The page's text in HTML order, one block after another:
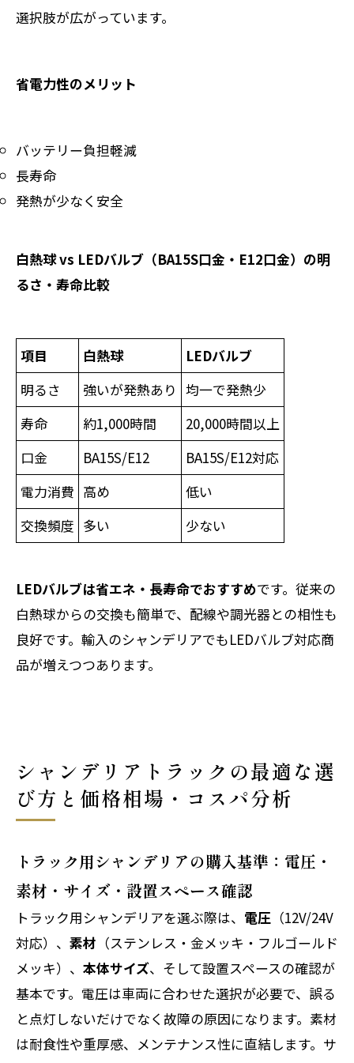
選択肢が広がっています。
省電力性のメリット
バッテリー負担軽減
長寿命
発熱が少なく安全
白熱球 vs LEDバルブ（BA15S口金・E12口金）の明
るさ・寿命比較
項目 白熱球
LEDバルブ
明るさ
強いが発熱あり 均一で発熱少
寿命
約1,000時間
20,000時間以上
口金
BA15S/E12
BA15S/E12対応
電力消費 高め
低い
交換頻度 多い 少ない
LEDバルブは省エネ・長寿命でおすすめです。従来の
白熱球からの交換も簡単で、配線や調光器との相性も
良好です。輸入のシャンデリアでもLEDバルブ対応商
品が増えつつあります。
シャンデリアトラックの最適な選
び方と価格相場・コスパ分析
トラック用シャンデリアの購入基準：電圧・
素材・サイズ・設置スペース確認
トラック用シャンデリアを選ぶ際は、 電圧 （12V/24V
対応）、 素材 （ステンレス・金メッキ・フルゴールド
メッキ）、 本体サイズ、そして設置スペースの確認が
基本です。電圧は車両に合わせた選択が必要で、誤る
と点灯しないだけでなく故障の原因になります。素材
は耐食性や重厚感、メンテナンス性に直結します。サ